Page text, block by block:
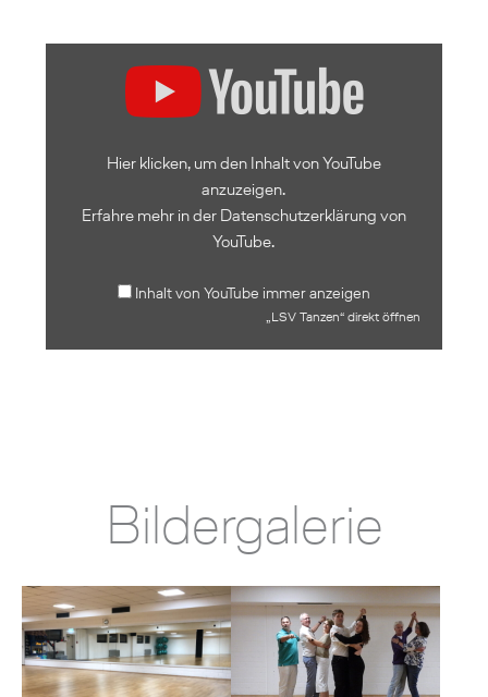
„LSV
Hier klicken, um den Inhalt von YouTube
anzuzeigen.
Erfahre mehr in der Datenschutzerklärung von
YouTube.
Inhalt von YouTube immer anzeigen
„LSV Tanzen“ direkt öffnen
Bildergalerie